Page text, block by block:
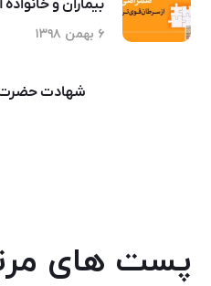
بیماران و خانواده
۶ بهمن ۱۳۹۸
شهادت
پست های